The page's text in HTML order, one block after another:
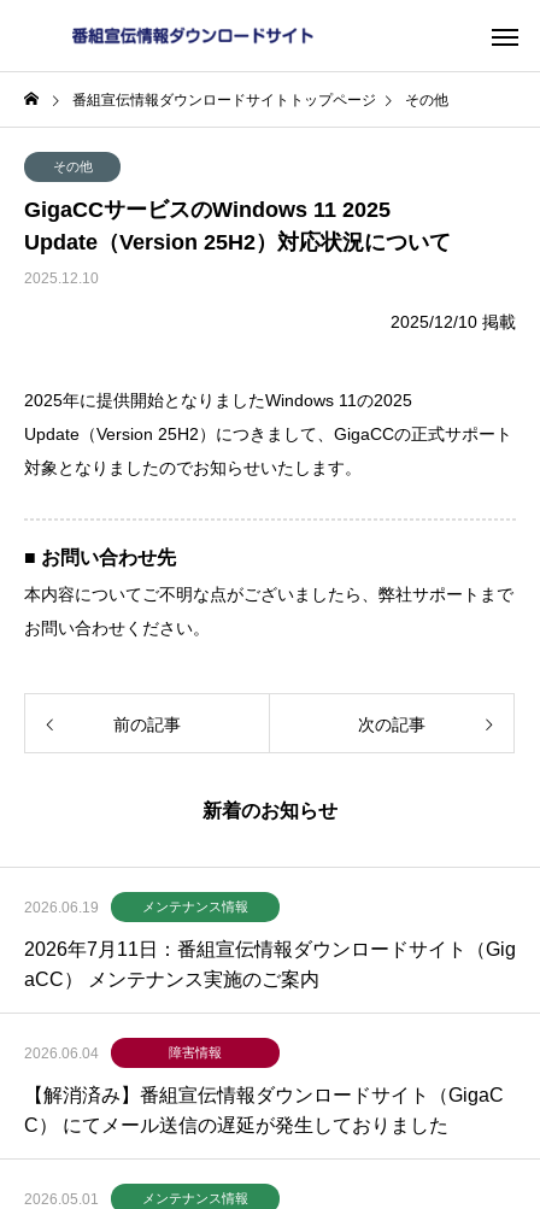
番組宣伝情報ダウンロードサイトトップページ その他
その他
GigaCCサービスのWindows 11 2025
Update（Version 25H2）対応状況について
2025.12.10
2025/12/10 掲載
2025年に提供開始となりましたWindows 11の2025
Update（Version 25H2）につきまして、GigaCCの正式サポート
対象となりましたのでお知らせいたします。
■ お問い合わせ先
本内容についてご不明な点がございましたら、弊社サポートまで
お問い合わせください。
前の記事 次の記事
新着のお知らせ
2026.06.19 メンテナンス情報
2026年7月11日：番組宣伝情報ダウンロードサイト（Gig
aCC） メンテナンス実施のご案内
2026.06.04 障害情報
【解消済み】番組宣伝情報ダウンロードサイト（GigaC
C） にてメール送信の遅延が発生しておりました
2026.05.01 メンテナンス情報